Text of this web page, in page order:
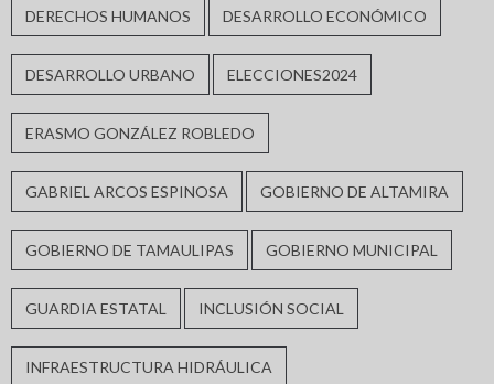
DERECHOS HUMANOS DESARROLLO ECONÓMICO
DESARROLLO URBANO ELECCIONES2024
ERASMO GONZÁLEZ ROBLEDO
GABRIEL ARCOS ESPINOSA GOBIERNO DE ALTAMIRA
GOBIERNO DE TAMAULIPAS GOBIERNO MUNICIPAL
GUARDIA ESTATAL INCLUSIÓN SOCIAL
INFRAESTRUCTURA HIDRÁULICA